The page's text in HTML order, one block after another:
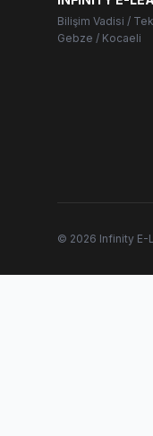
Bilişim Vadisi /
Gebze / Kocaeli
© 2026 Infinity E-